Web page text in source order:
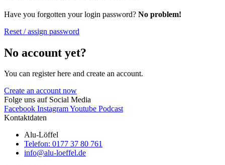
Have you forgotten your login password? No problem!
Reset / assign password
No account yet?
You can register here and create an account.
Create an account now
Folge uns auf Social Media
Facebook InstagramYoutube Podcast
Kontaktdaten
Alu-Löffel
Telefon: 0177 37 80 761
info@alu-loeffel.de